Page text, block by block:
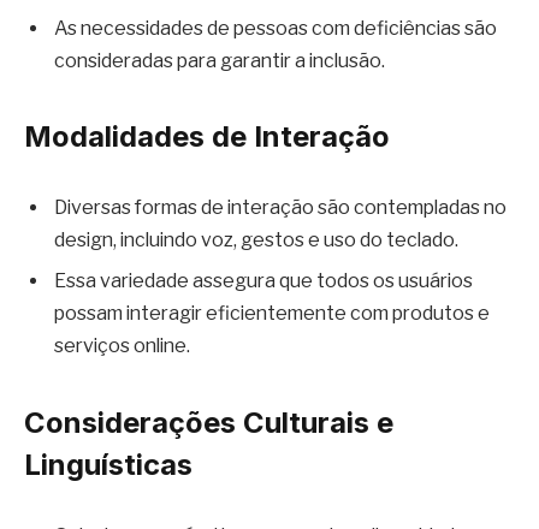
As necessidades de pessoas com deficiências são
consideradas para garantir a inclusão.
Modalidades de Interação
Diversas formas de interação são contempladas no
design, incluindo voz, gestos e uso do teclado.
Essa variedade assegura que todos os usuários
possam interagir eficientemente com produtos e
serviços online.
Considerações Culturais e
Linguísticas